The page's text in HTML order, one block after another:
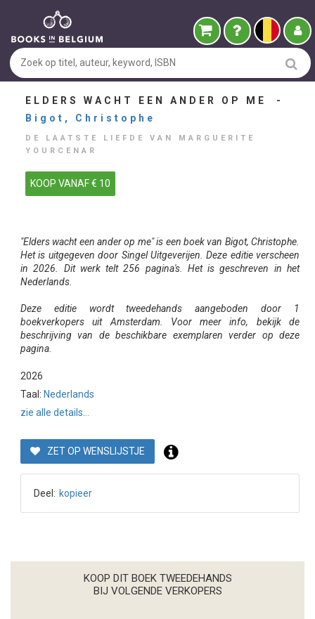
ELDERS WACHT EEN ANDER OP ME -
Bigot, Christophe
DE LAATSTE LIEFDE VAN MARGUERITE
YOURCENAR
KOOP VANAF € 10
"Elders wacht een ander op me" is een boek van Bigot, Christophe.
Het is uitgegeven door Singel Uitgeverijen. Deze editie verscheen
in 2026. Dit werk telt 256 pagina's. Het is geschreven in het
Nederlands.
Deze editie wordt tweedehands aangeboden door 1
boekverkopers uit Amsterdam. Voor meer info, bekijk de
beschrijving van de beschikbare exemplaren verder op deze
pagina.
2026
Taal: Nederlands
zie alle details...
ZET OP WENSLIJSTJE
Deel: kopieer
KOOP DIT BOEK TWEEDEHANDS
BIJ VOLGENDE VERKOPERS